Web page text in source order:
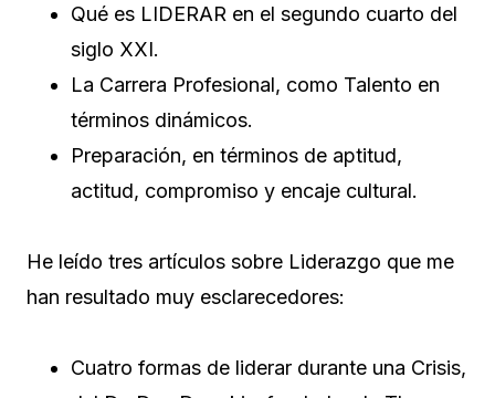
Qué es LIDERAR en el segundo cuarto del
siglo XXI.
La Carrera Profesional, como Talento en
términos dinámicos.
Preparación, en términos de aptitud,
actitud, compromiso y encaje cultural.
He leído tres artículos sobre Liderazgo que me
han resultado muy esclarecedores:
Cuatro formas de liderar durante una Crisis,